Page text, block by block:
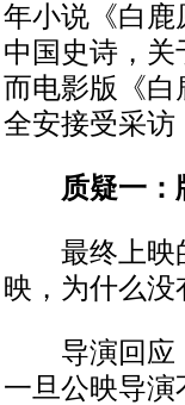
年小说《白鹿
中国史诗，
而电影版《白
全安接受采访
质疑一：
最终上映的
映，为什么没
导演回应：
一旦公映导